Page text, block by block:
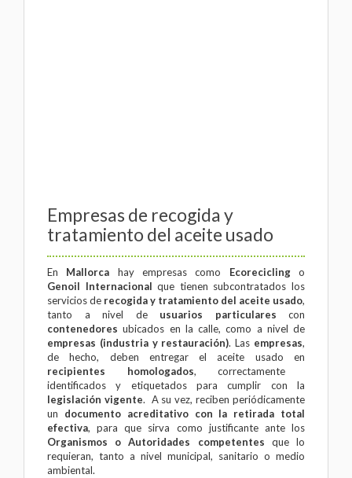
Empresas de recogida y
tratamiento del aceite usado
En Mallorca hay empresas como Ecoreciclingo
Genoil Internacional que tienen subcontratados los
servicios de recogida y tratamiento del aceite usado,
tanto a nivel de usuarios particulares con
contenedores ubicados en la calle, como a nivel de
empresas (industria y restauración). Las empresas,
de hecho, deben entregar el aceite usado en
recipientes homologados, correctamente
identificados y etiquetados para cumplir con la
legislación vigente. A su vez, reciben periódicamente
un documento acreditativo con la retirada total
efectiva, para que sirva como justificante ante los
Organismos o Autoridades competentes que lo
requieran, tanto a nivel municipal, sanitario o medio
ambiental.